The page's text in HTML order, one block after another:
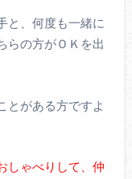
と、何度も一緒に
らの方がＯＫを出
とがある方ですよ
しゃべりして、仲